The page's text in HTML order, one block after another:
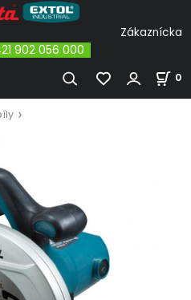
902 056 000
0